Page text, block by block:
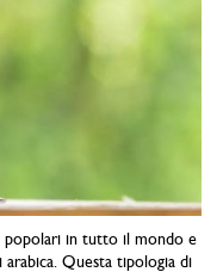
popolari in tutto il mondo e
Questa tipologia di